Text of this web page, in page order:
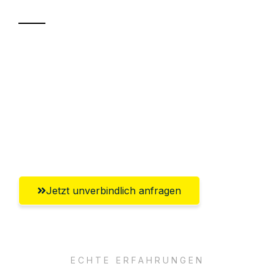
Jetzt unverbindlich anfragen
ECHTE ERFAHRUNGEN